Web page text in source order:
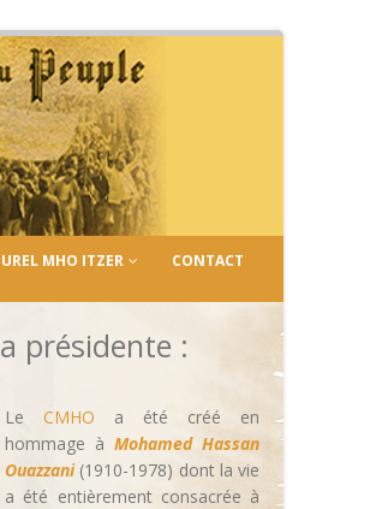
MHO ITZER CONTACT
présidente :
Le CMHO a été créé en
hommage à Mohamed Hassan
Ouazzani(1910-1978) dont la vie
a été entièrement consacrée à